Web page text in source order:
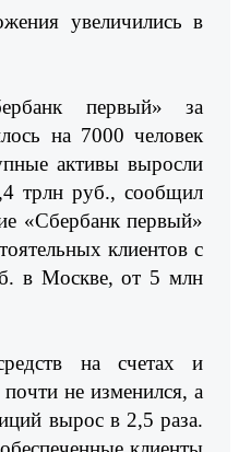
увеличились в
первый» за
на 7000 человек
активы выросли
трлн руб., сообщил
«Сбербанк первый»
клиентов с
в Москве, от 5 млн
на счетах и
не изменился, а
вырос в 2,5 раза.